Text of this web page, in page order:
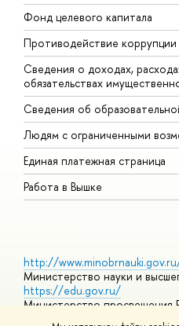
Фонд целевого капитала
Противодействие коррупции
Сведения о доходах,
обязательствах
Сведения об
Людям с ограниченными
Единая платежная страница
Работа в Вышке
http://
Министерство науки и
https://edu.gov.ru/
Министерство просвещения
https://elearning.hse.ru/mooc